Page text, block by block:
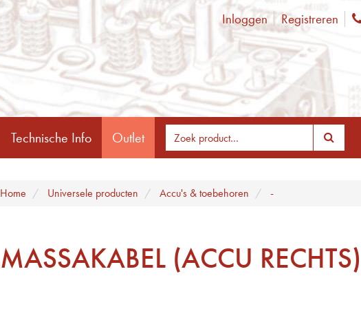
Inloggen Registreren
Technische Info Outlet
Home Universele producten Accu's & toebehoren -
MASSAKABEL (ACCU RECHTS)